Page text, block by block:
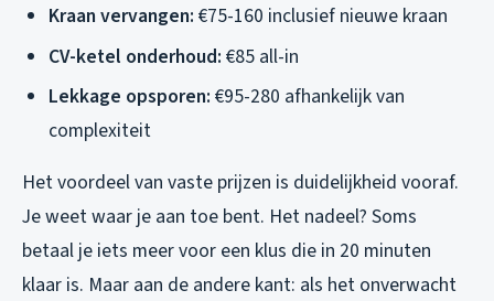
Kraan vervangen: €75-160 inclusief nieuwe kraan
CV-ketel onderhoud: €85 all-in
Lekkage opsporen: €95-280 afhankelijk van
complexiteit
Het voordeel van vaste prijzen is duidelijkheid vooraf.
Je weet waar je aan toe bent. Het nadeel? Soms
betaal je iets meer voor een klus die in 20 minuten
klaar is. Maar aan de andere kant: als het onverwacht